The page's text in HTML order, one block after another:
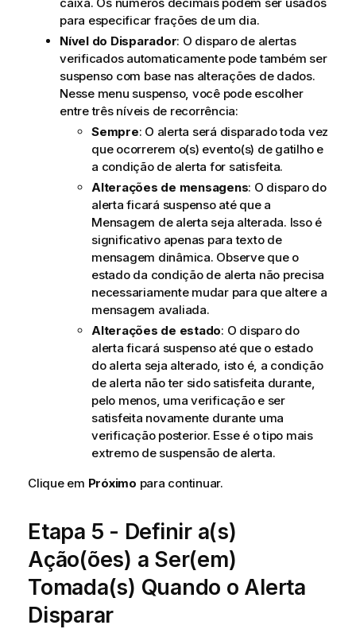
para especificar frações de um dia.
Nível do Disparador: O disparo de alertas
verificados automaticamente pode também ser
suspenso com base nas alterações de dados.
Nesse menu suspenso, você pode escolher
entre três níveis de recorrência:
Sempre: O alerta será disparado toda vez
que ocorrerem o(s) evento(s) de gatilho e
a condição de alerta for satisfeita.
Alterações de mensagens: O disparo do
alerta ficará suspenso até que a
Mensagem de alerta seja alterada. Isso é
significativo apenas para texto de
mensagem dinâmica. Observe que o
estado da condição de alerta não precisa
necessariamente mudar para que altere a
mensagem avaliada.
Alterações de estado: O disparo do
alerta ficará suspenso até que o estado
do alerta seja alterado, isto é, a condição
de alerta não ter sido satisfeita durante,
pelo menos, uma verificação e ser
satisfeita novamente durante uma
verificação posterior. Esse é o tipo mais
extremo de suspensão de alerta.
Clique em Próximo para continuar.
Etapa 5 - Definir a(s)
Ação(ões) a Ser(em)
Tomada(s) Quando o Alerta
Disparar